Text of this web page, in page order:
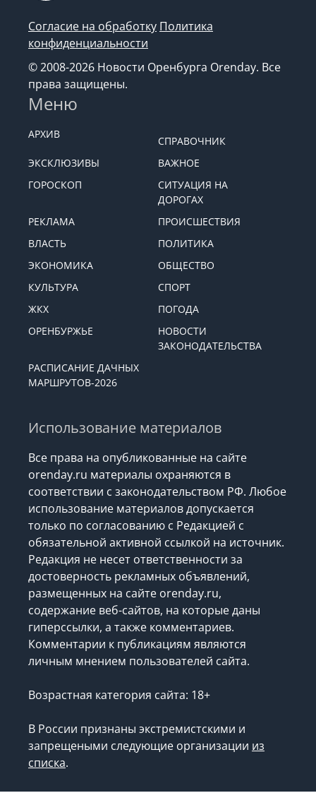
Согласие на обработку Политика
конфиденциальности
© 2008-2026 Новости Оренбурга Orenday. Все
права защищены.
Меню
АРХИВ
СПРАВОЧНИК
ЭКСКЛЮЗИВЫ
ВАЖНОЕ
ГОРОСКОП
СИТУАЦИЯ НА
ДОРОГАХ
РЕКЛАМА
ПРОИСШЕСТВИЯ
ВЛАСТЬ
ПОЛИТИКА
ЭКОНОМИКА
ОБЩЕСТВО
КУЛЬТУРА
СПОРТ
ЖКХ
ПОГОДА
ОРЕНБУРЖЬЕ
НОВОСТИ
ЗАКОНОДАТЕЛЬСТВА
РАСПИСАНИЕ ДАЧНЫХ
МАРШРУТОВ-2026
Использование материалов
Все права на опубликованные на сайте
orenday.ru материалы охраняются в
соответствии с законодательством РФ. Любое
использование материалов допускается
только по согласованию с Редакцией с
обязательной активной ссылкой на источник.
Редакция не несет ответственности за
достоверность рекламных объявлений,
размещенных на сайте orenday.ru,
содержание веб-сайтов, на которые даны
гиперссылки, а также комментариев.
Комментарии к публикациям являются
личным мнением пользователей сайта.
Возрастная категория сайта: 18+
В России признаны экстремистскими и
запрещеными следующие организации из
списка.
Запрещено для детей.